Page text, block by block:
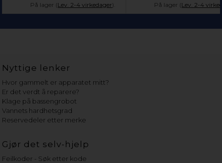
På lager (Lev. 2-4 virkedager). På lager (Lev. 2-4
Nyttige lenker
Hvor gammelt er apparatet mitt?
Er det verdt å reparere?
Klage på bassengrobot
Vannets hardhetsgrad
Reservedeler etter merke
Gjør det selv-hjelp
Feilkoder - Søk etter kode